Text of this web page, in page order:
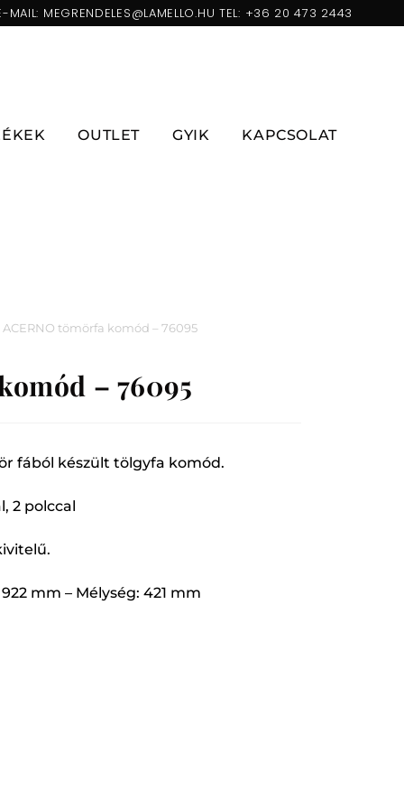
MAIL: MEGRENDELES@LAMELLO.HU TEL: +36 20 473 2443
OUTLET GYIK KAPCSOLAT
ACERNO tömörfa komód – 76095
– 76095
fából készült tölgyfa komód.
2 polccal
mm – Mélység: 421 mm